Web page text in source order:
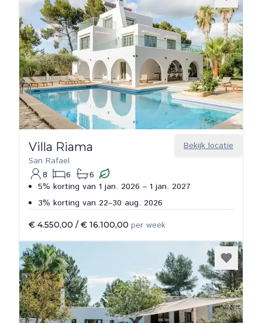
Bekijk locatie
Villa Riama
San Rafael
8
6
6
5% korting van 1 jan. 2026 – 1 jan. 2027
3% korting van 22–30 aug. 2026
€ 4.550,00 / € 16.100,00 per week